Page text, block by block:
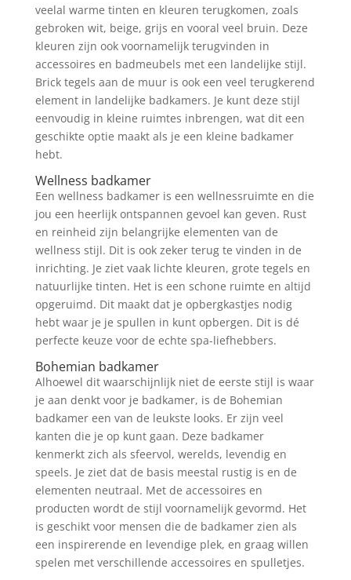
veelal warme tinten en kleuren terugkomen, zoals
gebroken wit, beige, grijs en vooral veel bruin. Deze
kleuren zijn ook voornamelijk terugvinden in
accessoires en badmeubels met een landelijke stijl.
Brick tegels aan de muur is ook een veel terugkerend
element in landelijke badkamers. Je kunt deze stijl
eenvoudig in kleine ruimtes inbrengen, wat dit een
geschikte optie maakt als je een kleine badkamer
hebt.
Wellness badkamer
Een wellness badkamer is een wellnessruimte en die
jou een heerlijk ontspannen gevoel kan geven. Rust
en reinheid zijn belangrijke elementen van de
wellness stijl. Dit is ook zeker terug te vinden in de
inrichting. Je ziet vaak lichte kleuren, grote tegels en
natuurlijke tinten. Het is een schone ruimte en altijd
opgeruimd. Dit maakt dat je opbergkastjes nodig
hebt waar je je spullen in kunt opbergen. Dit is dé
perfecte keuze voor de echte spa-liefhebbers.
Bohemian badkamer
Alhoewel dit waarschijnlijk niet de eerste stijl is waar
je aan denkt voor je badkamer, is de Bohemian
badkamer een van de leukste looks. Er zijn veel
kanten die je op kunt gaan. Deze badkamer
kenmerkt zich als sfeervol, werelds, levendig en
speels. Je ziet dat de basis meestal rustig is en de
elementen neutraal. Met de accessoires en
producten wordt de stijl voornamelijk gevormd. Het
is geschikt voor mensen die de badkamer zien als
een inspirerende en levendige plek, en graag willen
spelen met verschillende accessoires en spulletjes.